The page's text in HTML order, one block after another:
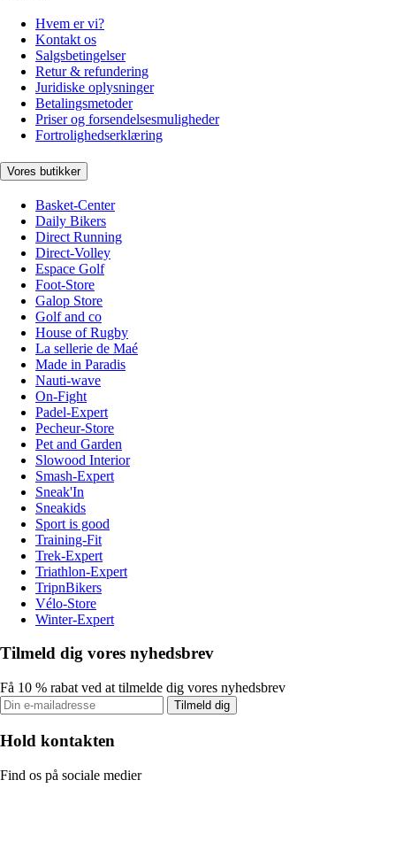
Hvem er vi?
Kontakt os
Salgsbetingelser
Retur & refundering
Juridiske oplysninger
Betalingsmetoder
Priser og forsendelsesmuligheder
Fortrolighedserklæring
Vores butikker
Basket-Center
Daily Bikers
Direct Running
Direct-Volley
Espace Golf
Foot-Store
Galop Store
Golf and co
House of Rugby
La sellerie de Maé
Made in Paradis
Nauti-wave
On-Fight
Padel-Expert
Pecheur-Store
Pet and Garden
Slowood Interior
Smash-Expert
Sneak'In
Sneakids
Sport is good
Training-Fit
Trek-Expert
Triathlon-Expert
TripnBikers
Vélo-Store
Winter-Expert
Tilmeld dig vores nyhedsbrev
Få 10 % rabat ved at tilmelde dig vores nyhedsbrev
Tilmeld dig
Hold kontakten
Find os på sociale medier